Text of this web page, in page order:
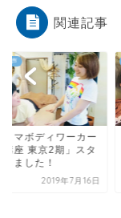
関連記事
の声
ロマボディワーカー
講座 東京2期」スタ
しました！
2019年7月16日